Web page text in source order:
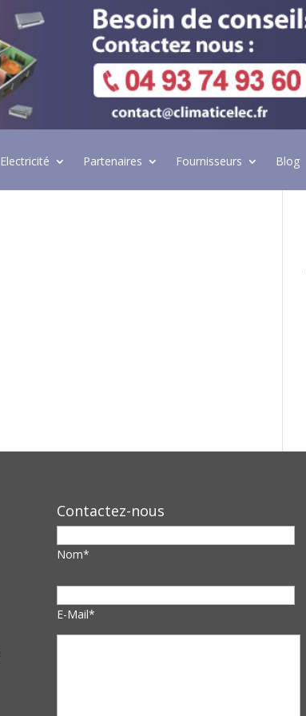
Electricité Partenaires Fournisseurs Blog
Contactez-nous
Nom*
E-Mail*